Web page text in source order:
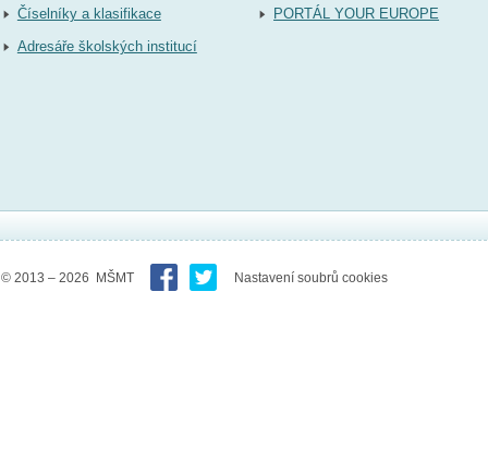
Číselníky a klasifikace
Adresáře školských institucí
PORTÁL YOUR EUROPE
© 2013 – 2026 MŠMT Nastavení soubrů cookies